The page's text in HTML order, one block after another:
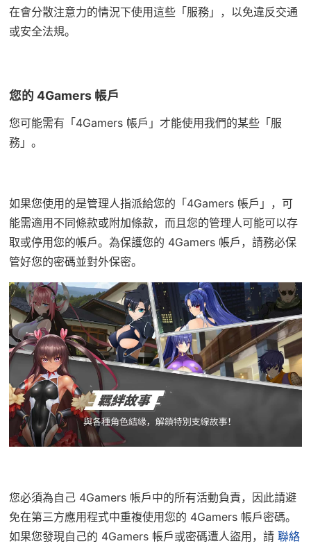
在會分散注意力的情況下使用這些「服務」，以免違反交通
或安全法規。
您的 4Gamers 帳戶
您可能需有「4Gamers 帳戶」才能使用我們的某些「服
務」。
如果您使用的是管理人指派給您的「4Gamers 帳戶」，可
能需適用不同條款或附加條款，而且您的管理人可能可以存
取或停用您的帳戶。為保護您的 4Gamers 帳戶，請務必保
管好您的密碼並對外保密。
您必須為自己 4Gamers 帳戶中的所有活動負責，因此請避
免在第三方應用程式中重複使用您的 4Gamers 帳戶密碼。
如果您發現自己的 4Gamers 帳戶或密碼遭人盜用，請 聯絡